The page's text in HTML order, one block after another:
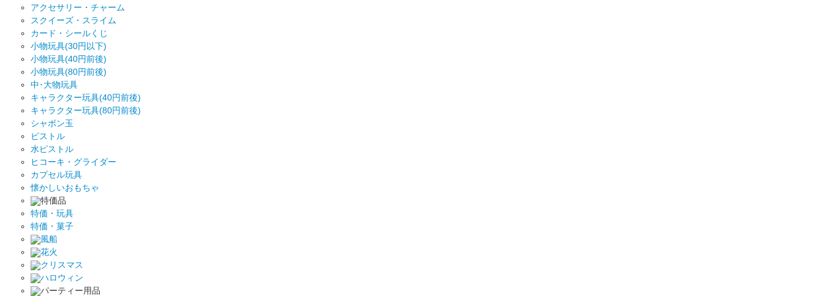
アクセサリー・チャーム
スクイーズ・スライム
カード・シールくじ
小物玩具(30円以下)
小物玩具(40円前後)
小物玩具(80円前後)
中･大物玩具
キャラクター玩具(40円前後)
キャラクター玩具(80円前後)
シャボン玉
ピストル
水ピストル
ヒコーキ・グライダー
カプセル玩具
懐かしいおもちゃ
特価品
特価・玩具
特価・菓子
風船
花火
クリスマス
ハロウィン
パーティー用品